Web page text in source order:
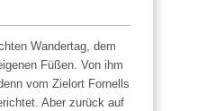
Wandertag, dem
Füßen. Von ihm
vom Zielort Fornells
Aber zurück auf